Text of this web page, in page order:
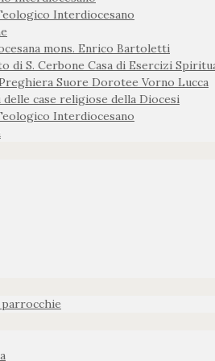
Interdiocesano
mons. Enrico Bartoletti
di S. Cerbone Casa di Esercizi
Suore Dorotee Vorno Lucca
delle case religiose della Diocesi
Interdiocesano